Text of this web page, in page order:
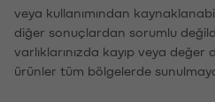
veya kullanımından
diğer sonuçlardan sorumlu
varlıklarınızda kayıp veya değer
ürünler tüm bölgelerde